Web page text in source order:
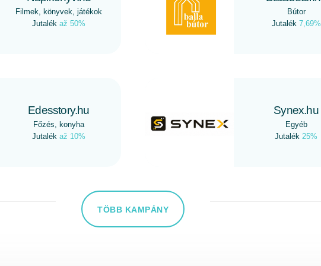
Filmek, könyvek, játékok
Jutalék až 50%
Bútor
Jutalék 7,69%
Edesstory.hu
Főzés, konyha
Jutalék až 10%
Synex.hu
Egyéb
Jutalék 25%
TÖBB KAMPÁNY